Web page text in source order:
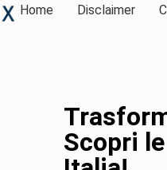
Home Disclaimer
Scopri